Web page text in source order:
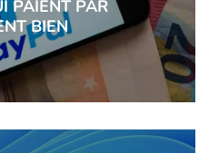
PAIENT PAR
BIEN